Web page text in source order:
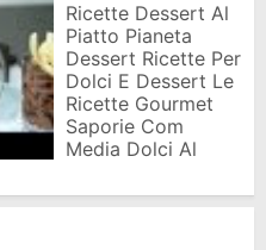
Ricette Dessert Al
Piatto Pianeta
Dessert Ricette Per
Dolci E Dessert Le
Ricette Gourmet
Saporie Com
Media Dolci Al